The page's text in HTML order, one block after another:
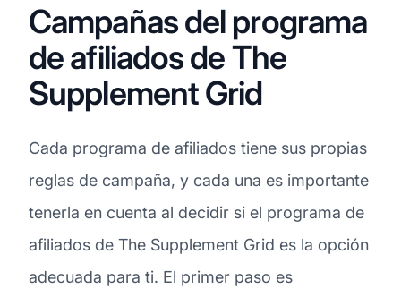
Campañas del programa
de afiliados de The
Supplement Grid
Cada programa de afiliados tiene sus propias
reglas de campaña, y cada una es importante
tenerla en cuenta al decidir si el programa de
afiliados de The Supplement Grid es la opción
adecuada para ti. El primer paso es